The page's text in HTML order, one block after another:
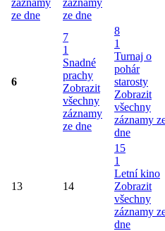
ze dne
ze dne
6
7
1
Snadné
prachy
Zobrazit
všechny
záznamy
ze dne
8
1
Turnaj o
pohár
starosty
Zobrazit
všechny
záznamy
dne
13 14
15
1
Letní kino
Zobrazit
všechny
záznamy
dne